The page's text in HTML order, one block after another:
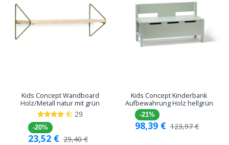
Kids Concept Wandboard
Holz/Metall natur mit grün
29
-20%
23,52 € 29,40€
Kids Concept Kinderbank
Aufbewahrung Holz hellgrün
-21%
98,39 € 123,97€